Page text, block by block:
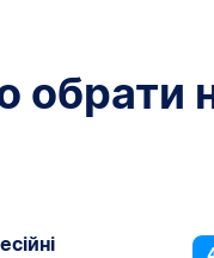
обрати